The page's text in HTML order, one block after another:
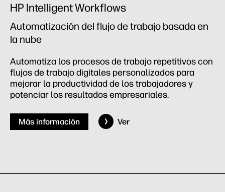
HP Intelligent Workflows
Automatización del flujo de trabajo basada en
la nube
Automatiza los procesos de trabajo repetitivos con
flujos de trabajo digitales personalizados para
mejorar la productividad de los trabajadores y
potenciar los resultados empresariales.
Más información Ver